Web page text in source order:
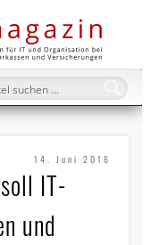
14. Juni 2016
IT-
und